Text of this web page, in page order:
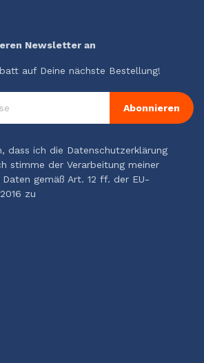
Newsletter an
auf Deine nächste Bestellung!
Abonnieren
dass ich die Datenschutzerklärung
stimme der Verarbeitung meiner
gemäß Art. 12 ff. der EU-
zu